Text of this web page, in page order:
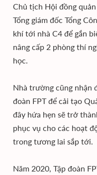
Chủ tịch Hội đồng
Tổng giám đốc Tổng
khí tới nhà C4 để gắn
nâng cấp 2 phòng thí
học.
Nhà trường cũng nhận
đoàn FPT để cải tạo
đây hứa hẹn sẽ trở
phục vụ cho các hoạt
trong tương lai sắp tới.
Năm 2020, Tập đoàn